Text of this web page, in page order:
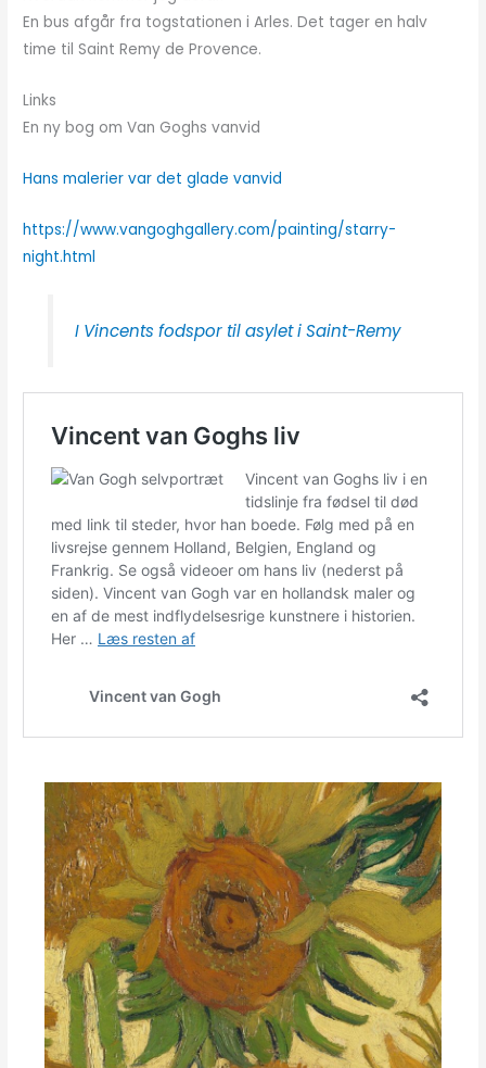
En bus afgår fra togstationen i Arles. Det tager en halv
time til Saint Remy de Provence.
Links
En ny bog om Van Goghs vanvid
Hans malerier var det glade vanvid
https://www.vangoghgallery.com/painting/starry-
night.html
I Vincents fodspor til asylet i Saint-Remy